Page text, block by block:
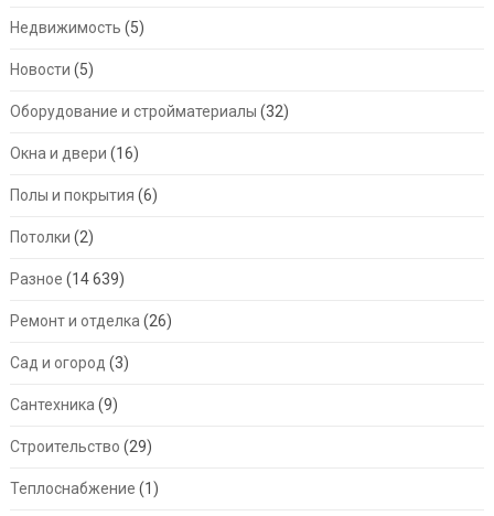
Недвижимость (5)
Новости (5)
Оборудование и стройматериалы (32)
Окна и двери (16)
Полы и покрытия (6)
Потолки (2)
Разное (14 639)
Ремонт и отделка (26)
Сад и огород (3)
Сантехника (9)
Строительство (29)
Теплоснабжение (1)